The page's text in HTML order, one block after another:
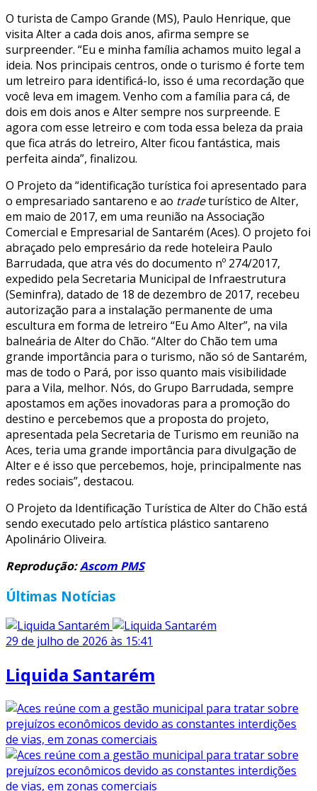
O turista de Campo Grande (MS), Paulo Henrique, que
visita Alter a cada dois anos, afirma sempre se
surpreender. “Eu e minha família achamos muito legal a
ideia. Nos principais centros, onde o turismo é forte tem
um letreiro para identificá-lo, isso é uma recordação que
você leva em imagem. Venho com a família para cá, de
dois em dois anos e Alter sempre nos surpreende. E
agora com esse letreiro e com toda essa beleza da praia
que fica atrás do letreiro, Alter ficou fantástica, mais
perfeita ainda”, finalizou.
O Projeto da “identificação turística foi apresentado para
o empresariado santareno e ao tradeturístico de Alter,
em maio de 2017, em uma reunião na Associação
Comercial e Empresarial de Santarém (Aces). O projeto foi
abraçado pelo empresário da rede hoteleira Paulo
Barrudada, que atra vés do documento nº 274/2017,
expedido pela Secretaria Municipal de Infraestrutura
(Seminfra), datado de 18 de dezembro de 2017, recebeu
autorização para a instalação permanente de uma
escultura em forma de letreiro “Eu Amo Alter”, na vila
balneária de Alter do Chão. “Alter do Chão tem uma
grande importância para o turismo, não só de Santarém,
mas de todo o Pará, por isso quanto mais visibilidade
para a Vila, melhor. Nós, do Grupo Barrudada, sempre
apostamos em ações inovadoras para a promoção do
destino e percebemos que a proposta do projeto,
apresentada pela Secretaria de Turismo em reunião na
Aces, teria uma grande importância para divulgação de
Alter e é isso que percebemos, hoje, principalmente nas
redes sociais”, destacou.
O Projeto da Identificação Turística de Alter do Chão está
sendo executado pelo artística plástico santareno
Apolinário Oliveira.
Reprodução:Ascom PMS
Últimas Notícias
29 de julho de 2026 às 15:41
Liquida Santarém